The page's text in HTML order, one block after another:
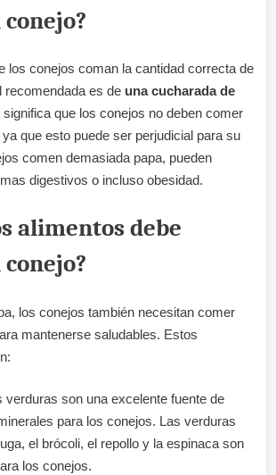
los conejos coman la cantidad correcta de
recomendada es de una cucharada de
significa que los conejos no deben comer
que esto puede ser perjudicial para su
comen demasiada papa, pueden
digestivos o incluso obesidad.
alimentos debe
los conejos también necesitan comer
mantenerse saludables. Estos
verduras son una excelente fuente de
para los conejos. Las verduras
el brócoli, el repollo y la espinaca son
los conejos.